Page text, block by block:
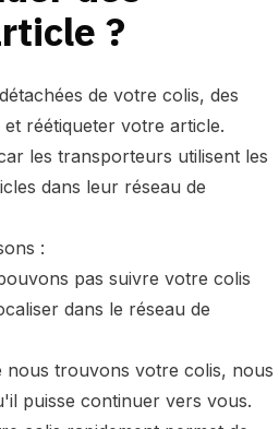
?
de votre colis, des
réétiqueter votre article.
les transporteurs utilisent les
dans leur réseau de
:
pas suivre votre colis
dans le réseau de
nous trouvons votre colis, nous
puisse continuer vers vous.